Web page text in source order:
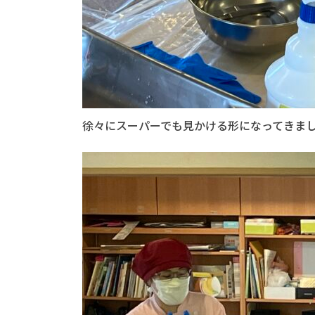
徐々にスーパーでも見かける形になってきま